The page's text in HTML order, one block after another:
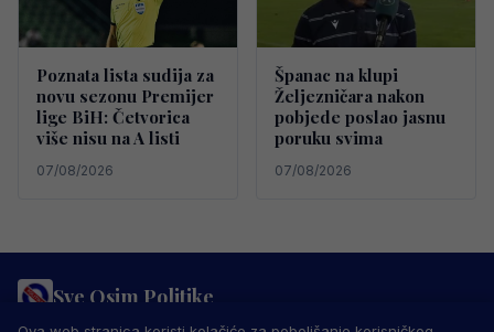
Poznata lista sudija za
novu sezonu Premijer
lige BiH: Četvorica
više nisu na A listi
07/08/2026
Španac na klupi
Željezničara nakon
pobjede poslao jasnu
poruku svima
07/08/2026
Sve Osim Politike
PRAVILA PRIVATNOSTI MARKETING USLOVI KORIŠTENJA